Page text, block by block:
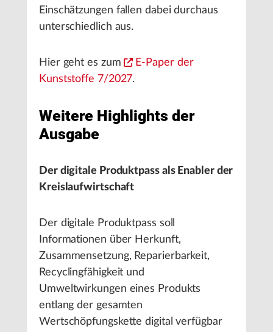
Einschätzungen fallen dabei durchaus
unterschiedlich aus.
Hier geht es zum
E-Paper der
Kunststoffe 7/2027.
Weitere Highlights der
Ausgabe
Der digitale Produktpass als Enabler der
Kreislaufwirtschaft
Der digitale Produktpass soll
Informationen über Herkunft,
Zusammensetzung, Reparierbarkeit,
Recyclingfähigkeit und
Umweltwirkungen eines Produkts
entlang der gesamten
Wertschöpfungskette digital verfügbar